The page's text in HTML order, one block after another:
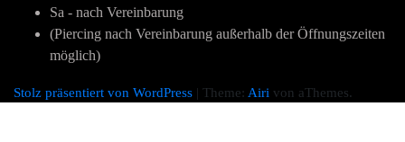
Sa - nach Vereinbarung
(Piercing nach Vereinbarung außerhalb der Öffnungszeiten
möglich)
Stolz präsentiert von WordPress | Theme: Airi von aThemes.